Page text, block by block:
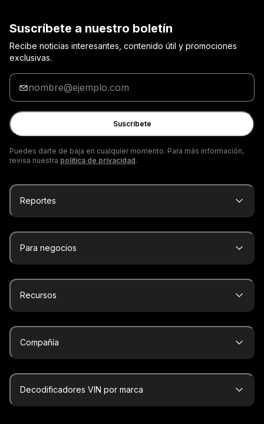
Suscríbete a nuestro boletín
Recibe noticias interesantes, contenido útil y promociones
exclusivas.
Ingrese
correo
electrónico
Suscríbete
Puedes darte de baja en cualquier momento. Para más información,
revisa nuestra política de privacidad.
Reportes
Para negocios
Recursos
Compañía
Decodificadores VIN por marca